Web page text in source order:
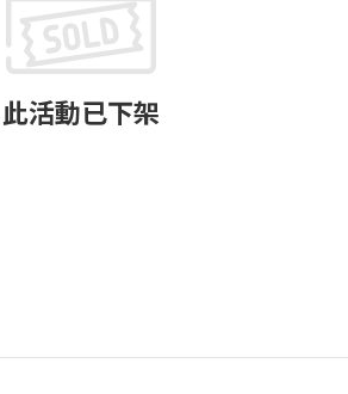
此活動已下架